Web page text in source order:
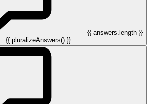
{{ answers.length }}
{{ pluralizeAnswers() }}